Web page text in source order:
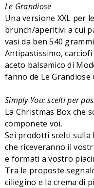
Le Grandiose
Una versione XXL per
brunch/aperitivi a cui
vasi da ben 540
Antipastissimo,
aceto balsamico di
fanno de Le
Simply You: scelti per
La Christmas Box che
componete voi.
Sei prodotti scelti sulla
che riceveranno il
e formati a vostro
Tra le proposte
ciliegino e la crema di